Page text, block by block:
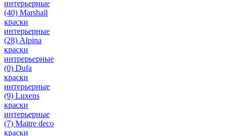
интерьерные
(40) Marshall
краски
интерьерные
(28) Alpina
краски
интрерьерные
(0) Dufa
краски
интерьерные
(9) Luxens
краски
интерьерные
(7) Maitre deco
краски